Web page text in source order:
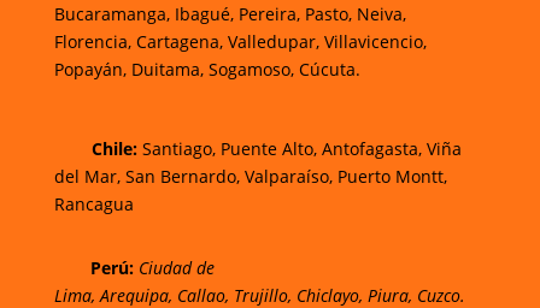
Bucaramanga,Ibagué,Pereira,Pasto, Neiva,
Florencia, Cartagena, Valledupar, Villavicencio,
Popayán, Duitama, Sogamoso, Cúcuta.
Chile:Santiago, Puente Alto, Antofagasta, Viña
del Mar, San Bernardo, Valparaíso, Puerto Montt,
Rancagua
Perú: Ciudad de
Lima, Arequipa, Callao, Trujillo, Chiclayo, Piura, Cuzco.